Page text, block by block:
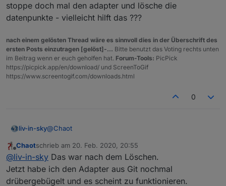
wled.0	2020-02-20 21:27:01.985	info
wled.0	2020-02-20 21:27:01.939	error
wled.0	2020-02-20 21:27:01.899	info
wled.0	2020-02-20 21:27:01.898	info
wled.0	2020-02-20 21:27:01.873	info
wled.0	2020-02-20 21:27:01.873	info
wled.0	2020-02-20 21:27:01.774	warn
stoppe doch mal den adapter und lösche die
datenpunkte - vielleicht hilft das ???
nach einem gelösten Thread wäre es sinnvoll dies in der Überschrift des
ersten Posts einzutragen [gelöst]-... Bitte benutzt das Voting rechts unten
im Beitrag wenn er euch geholfen hat. Forum-Tools: PicPick
https://picpick.app/en/download/ und ScreenToGif
https://www.screentogif.com/downloads.html
0
liv-in-sky@Chaot
stoppe doch mal den adapter und lösche die
datenpunkte - vielleicht hilft das ???
Offline
Chaotschrieb am 20. Feb. 2020, 20:55
zuletzt editiert von
@liv-in-sky Das war nach dem Löschen.
Jetzt habe ich den Adapter aus Git nochmal
drübergebügelt und es scheint zu funktionieren.